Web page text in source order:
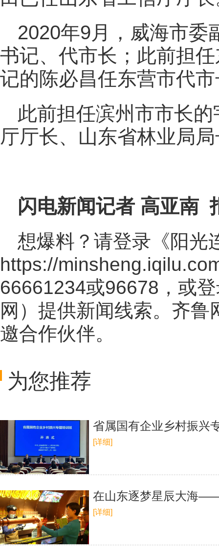
2020年9月，威海市委
书记、代市长；此前担
记的陈必昌任东营市代
此前担任滨州市市长
厅厅长、山东省林业局
闪电新闻记者 高亚南
想爆料？请登录《阳光
https://
66661234或96678，或
网 ）提供新闻线索。齐鲁
邀合作伙伴。
为您推荐
省属国有企业乡村振兴
[详细]
在山东逐梦星辰大海
[详细]